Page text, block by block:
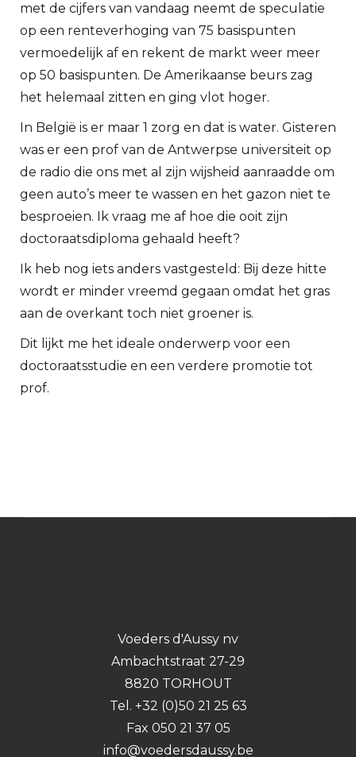
met de cijfers van vandaag neemt de speculatie
op een renteverhoging van 75 basispunten
vermoedelijk af en rekent de markt weer meer
op 50 basispunten. De Amerikaanse beurs zag
het helemaal zitten en ging vlot hoger.
In België is er maar 1 zorg en dat is water. Gisteren
was er een prof van de Antwerpse universiteit op
de radio die ons met al zijn wijsheid aanraadde om
geen auto’s meer te wassen en het gazon niet te
besproeien. Ik vraag me af hoe die ooit zijn
doctoraatsdiploma gehaald heeft?
Ik heb nog iets anders vastgesteld: Bij deze hitte
wordt er minder vreemd gegaan omdat het gras
aan de overkant toch niet groener is.
Dit lijkt me het ideale onderwerp voor een
doctoraatsstudie en een verdere promotie tot
prof.
Voeders d'Aussy nv
Ambachtstraat 27-29
8820 TORHOUT
Tel. +32 (0)50 21 25 63
Fax 050 21 37 05
info@voedersdaussy.be